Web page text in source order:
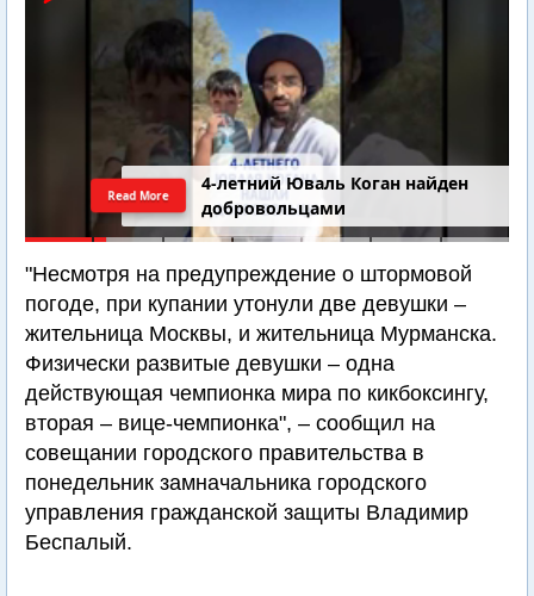
4-летний Юваль Коган найден
добровольцами
Read More
"Несмотря на предупреждение о штормовой
погоде, при купании утонули две девушки –
жительница Москвы, и жительница Мурманска.
Физически развитые девушки – одна
действующая чемпионка мира по кикбоксингу,
вторая – вице-чемпионка", – сообщил на
совещании городского правительства в
понедельник замначальника городского
управления гражданской защиты Владимир
Беспалый.